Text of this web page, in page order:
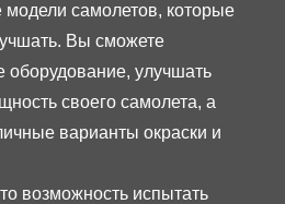
самолетов, которые
Вы сможете
оборудование, улучшать
своего самолета, а
варианты окраски и
возможность испытать